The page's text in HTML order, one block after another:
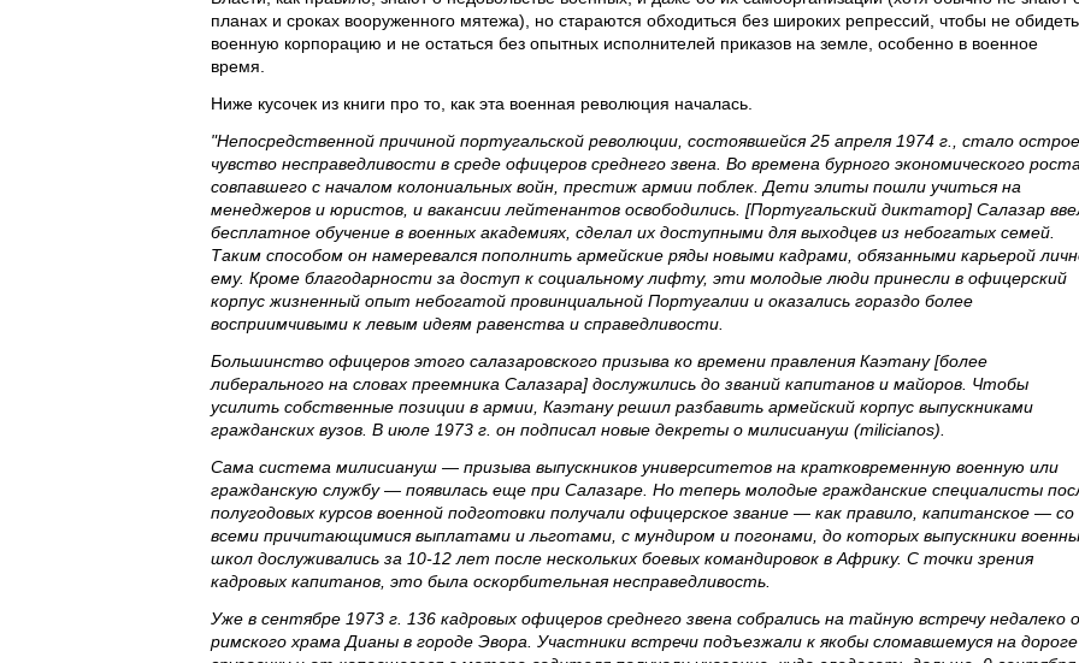
планах и сроках вооруженного мятежа), но стараются обходиться без широких репрессий, чтобы не обидеть
военную корпорацию и не остаться без опытных исполнителей приказов на земле, особенно в военное
время.
Ниже кусочек из книги про то, как эта военная революция началась.
"Непосредственной причиной португальской революции, состоявшейся 25 апреля 1974 г., стало острое
чувство несправедливости в среде офицеров среднего звена. Во времена бурного экономического
совпавшего с началом колониальных войн, престиж армии поблек. Дети элиты пошли учиться на
менеджеров и юристов, и вакансии лейтенантов освободились. [Португальский диктатор] Салазар
бесплатное обучение в военных академиях, сделал их доступными для выходцев из небогатых семей.
Таким способом он намеревался пополнить армейские ряды новыми кадрами, обязанными карьерой
ему. Кроме благодарности за доступ к социальному лифту, эти молодые люди принесли в офицерский
корпус жизненный опыт небогатой провинциальной Португалии и оказались гораздо более
восприимчивыми к левым идеям равенства и справедливости.
Большинство офицеров этого салазаровского призыва ко времени правления Каэтану [более
либерального на словах преемника Салазара] дослужились до званий капитанов и майоров. Чтобы
усилить собственные позиции в армии, Каэтану решил разбавить армейский корпус выпускниками
гражданских вузов. В июле 1973 г. он подписал новые декреты о милисиануш (milicianos).
Сама система милисиануш — призыва выпускников университетов на кратковременную военную или
гражданскую службу — появилась еще при Салазаре. Но теперь молодые гражданские специалисты
полугодовых курсов военной подготовки получали офицерское звание — как правило, капитанское — со
всеми причитающимися выплатами и льготами, с мундиром и погонами, до которых выпускники
школ дослуживались за 10-12 лет после нескольких боевых командировок в Африку. C точки зрения
кадровых капитанов, это была оскорбительная несправедливость.
Уже в сентябре 1973 г. 136 кадровых офицеров среднего звена собрались на тайную встречу недалеко
римского храма Дианы в городе Эвора. Участники встречи подъезжали к якобы сломавшемуся на дороге